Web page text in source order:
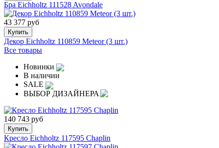
Бра Eichholtz 111528 Avondale
43 377 руб
Купить
Декор Eichholtz 110859 Meteor (3 шт.)
Все товары
Новинки
В наличии
SALE
ВЫБОР ДИЗАЙНЕРА
140 743 руб
Купить
Кресло Eichholtz 117595 Chaplin